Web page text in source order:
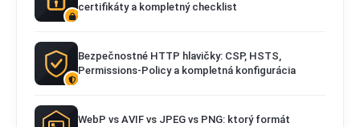
certifikáty a kompletný checklist
Bezpečnostné HTTP hlavičky: CSP, HSTS,
Permissions-Policy a kompletná konfigurácia
WebP vs AVIF vs JPEG vs PNG: ktorý formát